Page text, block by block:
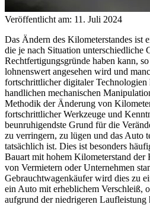
Veröffentlicht am: 11. Juli 2024
Das Ändern des Kilometerstandes ist
die je nach Situation unterschiedliche
Rechtfertigungsgründe haben kann,
lohnenswert angesehen wird und
fortschrittlicher digitaler Technologien
handlichen mechanischen
Methodik der Änderung von
fortschrittlicher Werkzeuge und
beunruhigendste Grund für die
zu verringern, zu lügen und das Auto
tatsächlich ist. Dies ist besonders
Bauart mit hohem Kilometerstand der
von Vermietern oder Unternehmen
Gebrauchtwagenkäufer wird dies zu
ein Auto mit erheblichem Verschleiß,
aufgrund der niedrigeren Laufleistung